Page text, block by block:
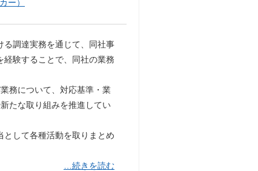
ー）
る調達実務を通じて、同社事
験することで、同社の業務
務について、対応基準・業
たな取り組みを推進してい
して各種活動を取りまとめ
…続きを読む